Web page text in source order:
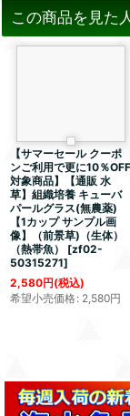
この商品を見た
【サマーセール クーポ
ンご利用で更に10％OFF
対象商品】【通販 水
草】組織培養 キューバ
パールグラス(無農薬)
【1カップ サンプル画
像】（前景草)（生体）
（熱帯魚）
[zf02-
50315271]
2,580円(税込)
希望小売価格: 2,580円